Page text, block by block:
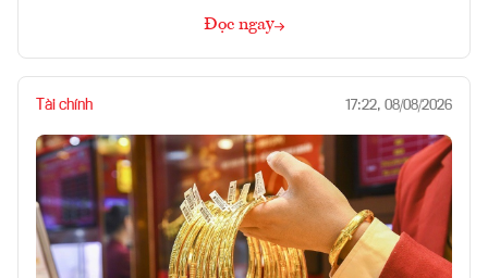
Đọc ngay
Tài chính 17:22, 08/08/2026